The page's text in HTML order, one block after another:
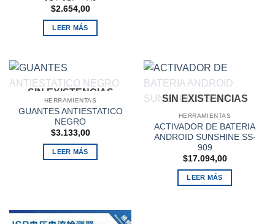
$2.654,00
LEER MÁS
SIN EXISTENCIAS
HERRAMIENTAS
GUANTES ANTIESTATICO
NEGRO
$3.133,00
LEER MÁS
SIN EXISTENCIAS
HERRAMIENTAS
ACTIVADOR DE BATERIA
ANDROID SUNSHINE SS-
909
$17.094,00
LEER MÁS